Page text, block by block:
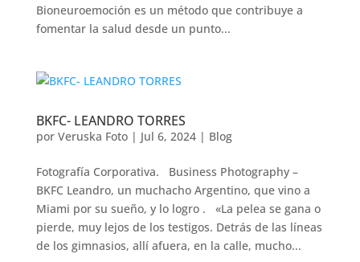
Bioneuroemoción es un método que contribuye a
fomentar la salud desde un punto...
BKFC- LEANDRO TORRES
por Veruska Foto| Jul 6, 2024| Blog
Fotografía Corporativa. Business Photography –
BKFC Leandro, un muchacho Argentino, que vino a
Miami por su sueño, y lo logro . «La pelea se gana o
pierde, muy lejos de los testigos. Detrás de las líneas
de los gimnasios, allí afuera, en la calle, mucho...